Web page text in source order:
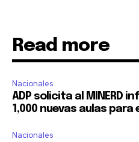
Read more
Nacionales
ADP solicita al MINERD
1,000 nuevas aulas
Nacionales